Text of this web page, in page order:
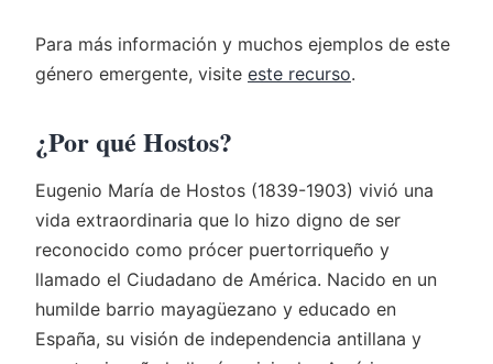
Para más información y muchos ejemplos de este
género emergente, visite este recurso.
¿Por qué Hostos?
Eugenio María de Hostos (1839-1903) vivió una
vida extraordinaria que lo hizo digno de ser
reconocido como prócer puertorriqueño y
llamado el Ciudadano de América. Nacido en un
humilde barrio mayagüezano y educado en
España, su visión de independencia antillana y